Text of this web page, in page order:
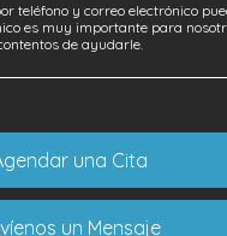
teléfono y correo electrónico
es muy importante para
de ayudarle.
una Cita
un Mensaje